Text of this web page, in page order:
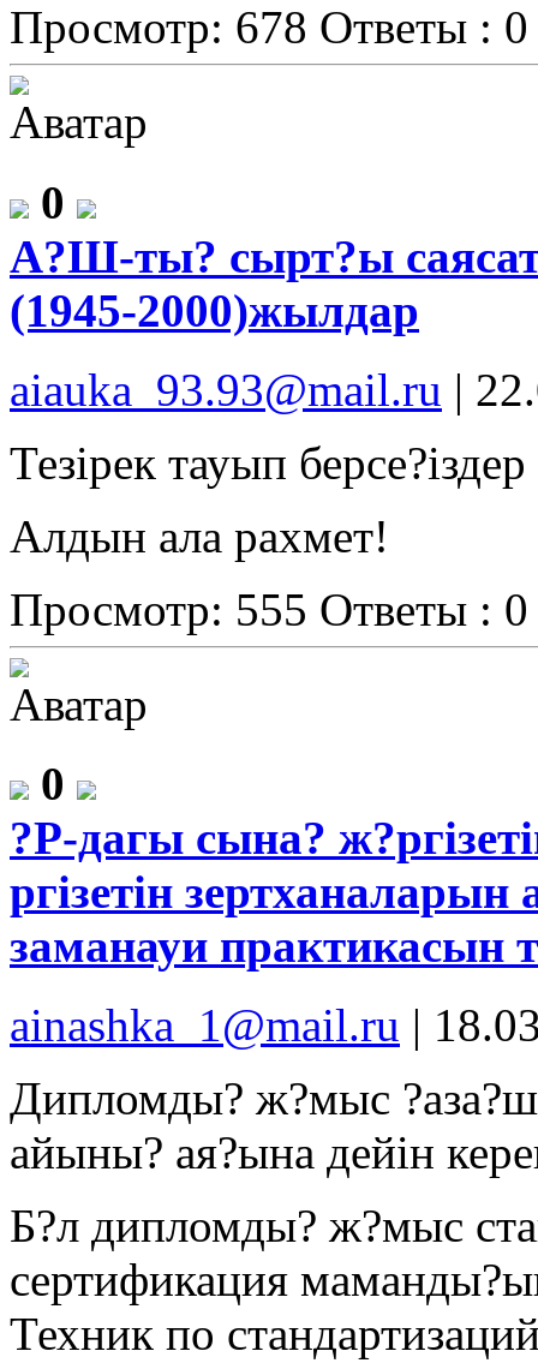
Просмотр: 678 Ответы : 0
0
А?Ш-ты? сырт?ы
(1945-2000)жылдар
aiauka_93.93@mail.ru |
Тезірек тауып
Алдын ала рахмет!
Просмотр: 555 Ответы : 0
0
?Р-дагы сына?
ргізетін зертханаларын
заманауи практикасын
ainashka_1@mail.ru |
Дипломды? ж?мыс
айыны? ая?ына дейін
Б?л дипломды? ж?мыс
сертификация
Техник по